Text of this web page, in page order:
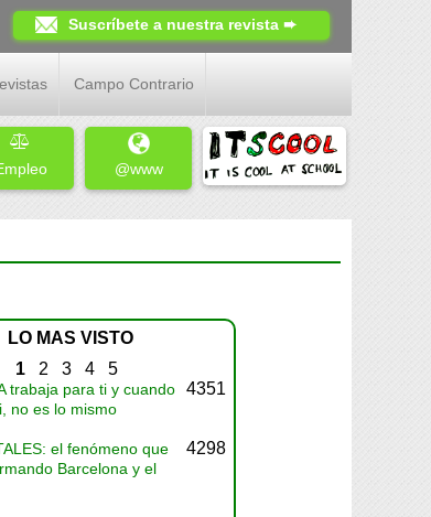
Suscríbete a nuestra revista ➨
Campo Contrario
@www
LO MAS VISTO
1 2 3 4 5
trabaja para ti y cuando
no es lo mismo
4351
el fenómeno que
Barcelona y el
4298